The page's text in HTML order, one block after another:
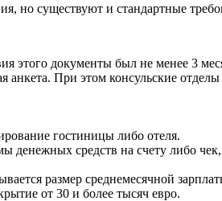
но существуют и стандартные
этого документы был не менее 3
анкета. При этом консульские
гостиницы либо отеля.
денежных средств на счету либо
размер среднемесячной
от 30 и более тысяч евро.